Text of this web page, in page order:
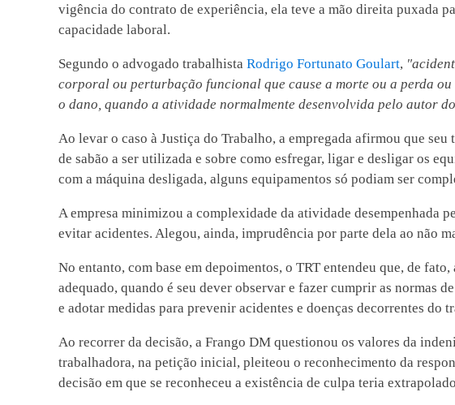
vigência do contrato de experiência, ela teve a mão direita puxada
capacidade laboral.
Segundo o advogado trabalhista Rodrigo Fortunato Goulart,
corporal ou perturbação funcional que cause a morte ou a perda
o dano, quando a atividade normalmente desenvolvida pelo autor
Ao levar o caso à Justiça do Trabalho, a empregada afirmou que
de sabão a ser utilizada e sobre como esfregar, ligar e desligar os
com a máquina desligada, alguns equipamentos só podiam ser
A empresa minimizou a complexidade da atividade desempenhada
evitar acidentes. Alegou, ainda, imprudência por parte dela ao não
No entanto, com base em depoimentos, o TRT entendeu que, de
adequado, quando é seu dever observar e fazer cumprir as normas
e adotar medidas para prevenir acidentes e doenças decorrentes do
Ao recorrer da decisão, a Frango DM questionou os valores da
trabalhadora, na petição inicial, pleiteou o reconhecimento da
decisão em que se reconheceu a existência de culpa teria